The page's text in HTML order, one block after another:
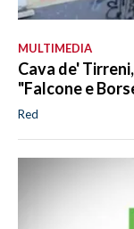
MULTIMEDIA
Cava de'
"Falcone e
Red